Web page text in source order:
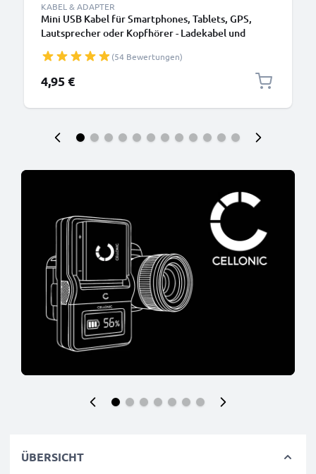
KABEL & ADAPTER
Mini USB Kabel für Smartphones, Tablets, GPS,
Lautsprecher oder Kopfhörer - Ladekabel und
(54 Bewertungen)
4,95 €
ÜBERSICHT